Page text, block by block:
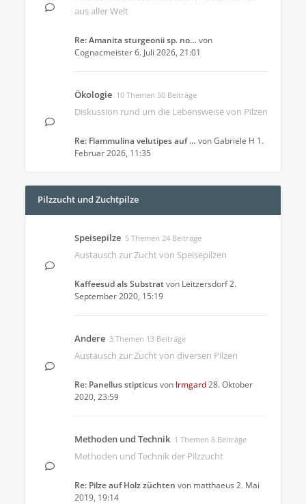
aus aller Welt
Re: Amanita sturgeonii sp. no… von
Cognacmeister6. Juli 2026, 21:01
Ökologie 10 Themen 50 Beiträge
Diskussion rund um die Lebensweise von Pilzen
Re: Flammulina velutipes auf … vonGabriele H 1.
Februar 2026, 11:35
Pilzzucht und Zuchtpilze
Speisepilze 5 Themen 24 Beiträge
Austausch zur Zucht von Speisepilzen
Kaffeesud als Substratvon Leitzersdorf2.
September 2020, 15:19
Andere 3 Themen 13 Beiträge
Austausch zur Zucht von diversen Pilzen
Re: Panellus stipticusvon Irmgard28. Oktober
2020, 23:59
Methoden und Technik 1 Themen 8 Beiträge
Methoden und Technik der Pilzzucht
Re: Pilze auf Holz züchten von matthaeus 2. Mai
2019, 19:14